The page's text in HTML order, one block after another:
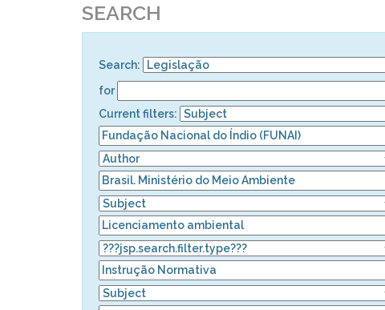
SEARCH
Search:
for
Current filters: